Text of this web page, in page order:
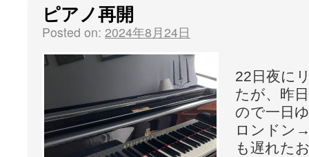
ピアノ再開
Posted on: 2024年8月24日
22日夜に
たが、昨
ので一日
ロンドン
も遅れた